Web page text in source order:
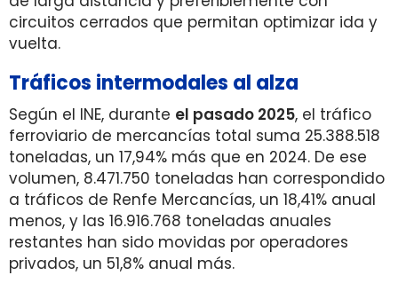
circuitos cerrados que permitan optimizar ida y
vuelta.
Tráficos intermodales al alza
Según el INE, durante el pasado 2025, el tráfico
ferroviario de mercancías total suma 25.388.518
toneladas, un 17,94% más que en 2024. De ese
volumen, 8.471.750 toneladas han correspondido
a tráficos de Renfe Mercancías, un 18,41% anual
menos, y las 16.916.768 toneladas anuales
restantes han sido movidas por operadores
privados, un 51,8% anual más.